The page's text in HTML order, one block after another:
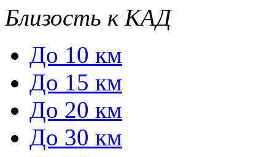
Близость к КАД
До 10 км
До 15 км
До 20 км
До 30 км